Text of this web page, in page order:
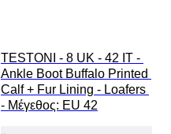
TESTONI - 8 UK - 42 IT -
Ankle Boot Buffalo Printed
Calf + Fur Lining - Loafers
- Mέγεθος: EU 42